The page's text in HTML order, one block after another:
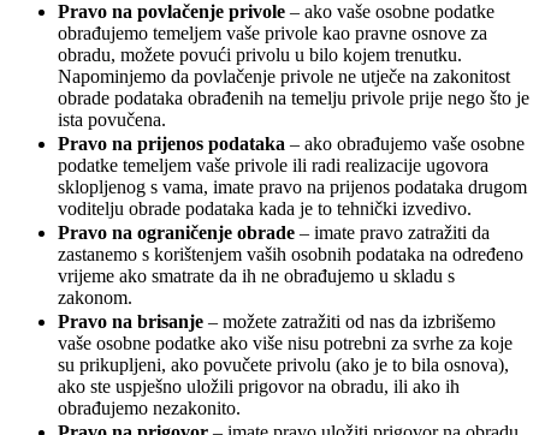
Pravo na povlačenje privole – ako vaše osobne podatke
obrađujemo temeljem vaše privole kao pravne osnove za
obradu, možete povući privolu u bilo kojem trenutku.
Napominjemo da povlačenje privole ne utječe na zakonitost
obrade podataka obrađenih na temelju privole prije nego što je
ista povučena.
Pravo na prijenos podataka – ako obrađujemo vaše osobne
podatke temeljem vaše privole ili radi realizacije ugovora
sklopljenog s vama, imate pravo na prijenos podataka drugom
voditelju obrade podataka kada je to tehnički izvedivo.
Pravo na ograničenje obrade – imate pravo zatražiti da
zastanemo s korištenjem vaših osobnih podataka na određeno
vrijeme ako smatrate da ih ne obrađujemo u skladu s
zakonom.
Pravo na brisanje – možete zatražiti od nas da izbrišemo
vaše osobne podatke ako više nisu potrebni za svrhe za koje
su prikupljeni, ako povučete privolu (ako je to bila osnova),
ako ste uspješno uložili prigovor na obradu, ili ako ih
obrađujemo nezakonito.